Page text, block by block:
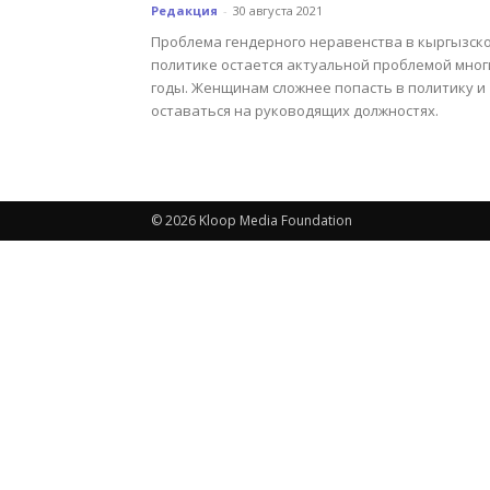
Редакция - 30 августа 2021
Проблема гендерного неравенства в
политике остается актуальной проблемой
годы. Женщинам сложнее попасть в политику и
оставаться на руководящих должностях.
© 2026 Kloop Media Foundation